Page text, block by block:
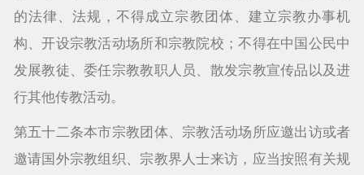
的法律、法规，不得成立宗教团体、建立宗教办事机
构、开设宗教活动场所和宗教院校；不得在中国公民中
发展教徒、委任宗教教职人员、散发宗教宣传品以及进
行其他传教活动。
第五十二条本市宗教团体、宗教活动场所应邀出访或者
邀请国外宗教组织、宗教界人士来访，应当按照有关规